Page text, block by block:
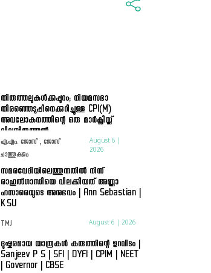
തിരുത്തലുകൾക്കപ്പുറം; നിയമസഭാ
തിരഞ്ഞെടുപ്പിനെക്കുറിച്ചുള്ള CPI(M)
അവലോകനത്തിന്റെ ഒരു മാർക്സിസ്റ്റ്
വിലയിരുത്തൽ
എ.എം. ജോസ് , ജോസ്
ചാത്തുകുളം
August 6 |
2026
സമരവേദിയിലെത്തുന്നതിൽ നിന്ന്
രാഹുൽഗാന്ധിയെ വിലക്കിയത് അണ്ണാ
ഹസാരെയുടെ അനുഭവം | Ann Sebastian |
KSU
TMJ August 6 | 2026
ദുഷ്കരമായ യാത്രകൾ കരുത്തിന്റെ ഉറവിടം |
Sanjeev P S | SFI | DYFI | CPIM | NEET
| Governor | CBSE